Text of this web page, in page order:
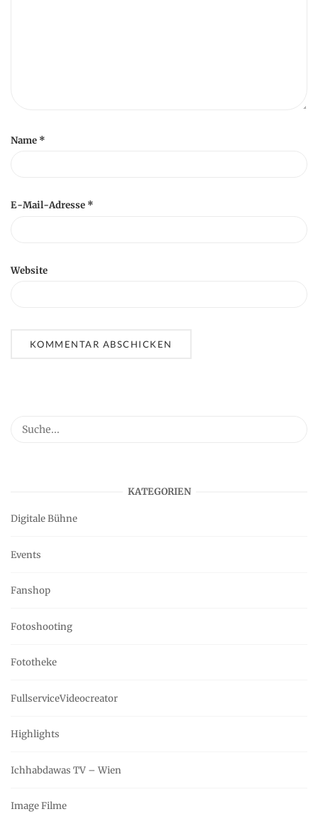
Name *
E-Mail-Adresse *
Website
KATEGORIEN
Digitale Bühne
Events
Fanshop
Fotoshooting
Fototheke
FullserviceVideocreator
Highlights
Ichhabdawas TV – Wien
Image Filme